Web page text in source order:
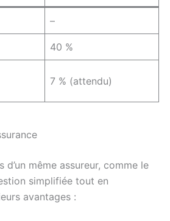
–
40 %
7 % (attendu)
d’un même assureur, comme le
simplifiée tout en
avantages :